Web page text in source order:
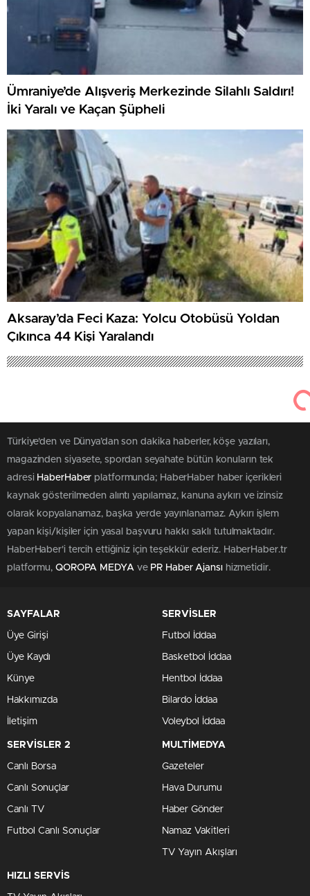
Ümraniye’de Alışveriş Merkezinde Silahlı Saldırı!
İki Yaralı ve Kaçan Şüpheli
Aksaray’da Feci Kaza: Yolcu Otobüsü Yoldan
Çıkınca 44 Kişi Yaralandı
Türkiye'den ve Dünya’dan son dakika haberler, köşe yazıları,
magazinden siyasete, spordan seyahate bütün konuların tek
adresi HaberHaber platformunda; HaberHaber haber içerikleri
kaynak gösterilmeden alıntı yapılamaz, kanuna aykırı ve izinsiz
olarak kopyalanamaz, başka yerde yayınlanamaz. Aykırı işlem
yapan kişi/kişiler için yasal başvuru hakkı saklı tutulmaktadır.
HaberHaber'i tercih ettiğiniz için teşekkür ederiz. HaberHaber.tr
platformu, QOROPA MEDYAve PR Haber Ajansıhizmetidir.
SAYFALAR
Üye Girişi
Üye Kaydı
Künye
Hakkımızda
İletişim
SERVİSLER
Futbol İddaa
Basketbol İddaa
Hentbol İddaa
Bilardo İddaa
Voleybol İddaa
SERVİSLER 2
Canlı Borsa
Canlı Sonuçlar
Canlı TV
Futbol Canlı Sonuçlar
MULTİMEDYA
Gazeteler
Hava Durumu
Haber Gönder
Namaz Vakitleri
TV Yayın Akışları
HIZLI SERVİS